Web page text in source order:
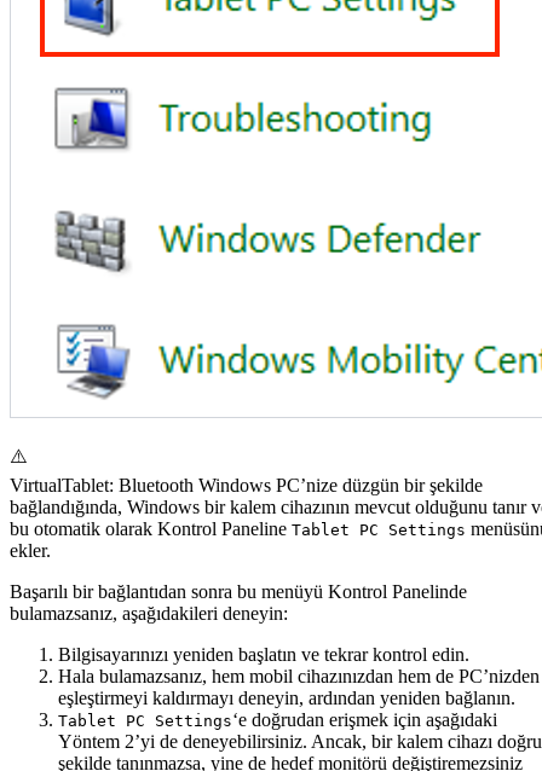
⚠️
VirtualTablet: Bluetooth Windows PC’nize düzgün bir şekilde
bağlandığında, Windows bir kalem cihazının mevcut olduğunu tanır
bu otomatik olarak Kontrol Paneline Tablet PC Settings
ekler.
Başarılı bir bağlantıdan sonra bu menüyü Kontrol Panelinde
bulamazsanız, aşağıdakileri deneyin:
Bilgisayarınızı yeniden başlatın ve tekrar kontrol edin.
Hala bulamazsanız, hem mobil cihazınızdan hem de PC’nizden
eşleştirmeyi kaldırmayı deneyin, ardından yeniden bağlanın.
Tablet PC Settings‘e doğrudan erişmek için aşağıdaki
Yöntem 2’yi de deneyebilirsiniz. Ancak, bir kalem cihazı doğru
şekilde tanınmazsa, yine de hedef monitörü değiştiremezsiniz